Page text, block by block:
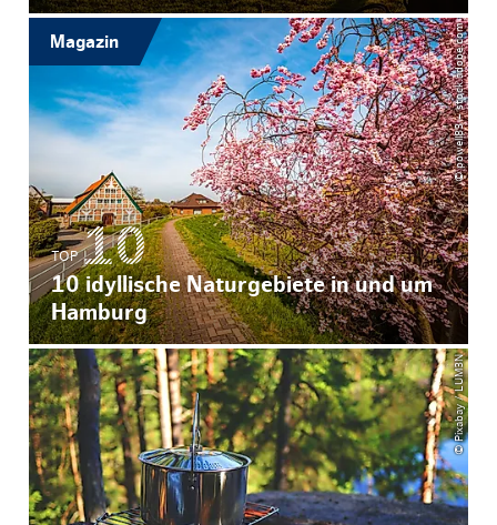
© powell83 – stock.adobe.com
TOP
10 idyllische Naturgebiete in und um
Hamburg
Magazin
© Pixabay / LUM3N